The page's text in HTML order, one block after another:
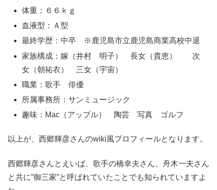
体重：６６ｋｇ
血液型：Ａ型
最終学歴：中卒 ※鹿児島市立鹿児島商業高校中退
家族構成：嫁（井村 明子） 長女（貴恵） 次
女（朝祐衣） 三女（宇宙）
職業：歌手 俳優
所属事務所：サンミュージック
趣味：Mac（アップル） 陶芸 写真 ゴルフ
以上が、西郷輝彦さんのwiki風プロフィールとなります。
西郷輝彦さんとえいば、歌手の橋幸夫さん、舟木一夫さん
と共に”御三家”と呼ばれていたことでも知られていますよ